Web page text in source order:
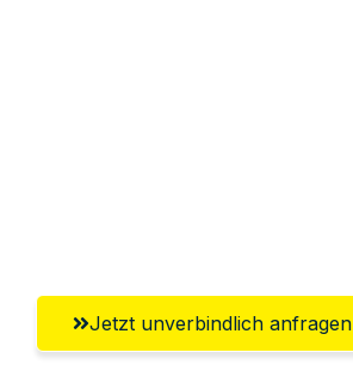
Jetzt unverbindlich anfragen